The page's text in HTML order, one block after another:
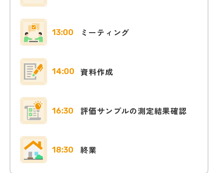
13:00 ミーティング
14:00 資料作成
16:30 評価サンプルの測定結果確認
18:30 終業